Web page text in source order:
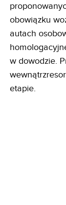
obowiązku
autach
w dowodzie.
etapie.